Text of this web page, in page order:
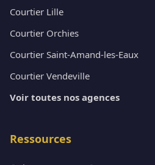
Courtier Lille
Courtier Orchies
Courtier Saint-Amand-les-Eaux
Courtier Vendeville
Voir toutes nos agences
Ressources